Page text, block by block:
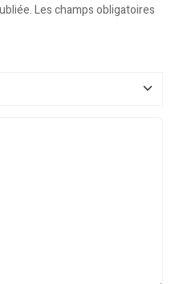
Les champs obligatoires